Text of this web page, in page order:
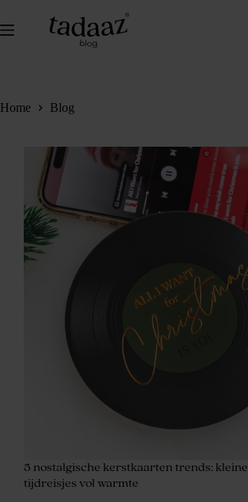
de
Home Blog
5 nostalgische kerstkaarten trends: kleine
tijdreisjes vol warmte